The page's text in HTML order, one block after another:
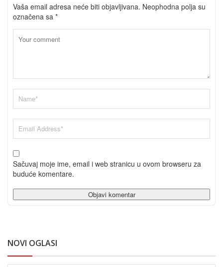
Vaša email adresa neće biti objavljivana. Neophodna polja su
označena sa *
Sačuvaj moje ime, email i web stranicu u ovom browseru za
buduće komentare.
NOVI OGLASI